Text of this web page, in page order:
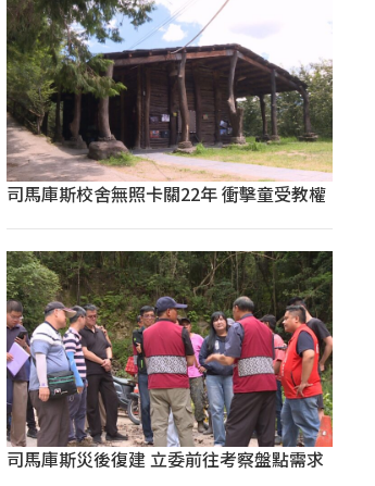
司馬庫斯校舍無照卡關22年 衝擊童受教權
司馬庫斯災後復建 立委前往考察盤點需求